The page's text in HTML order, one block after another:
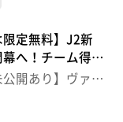
限定無料】J2新
へ！チーム得票
選手とフェアプ
ーレ八戸トーク
公開あり】ヴァン
選手トーク完全